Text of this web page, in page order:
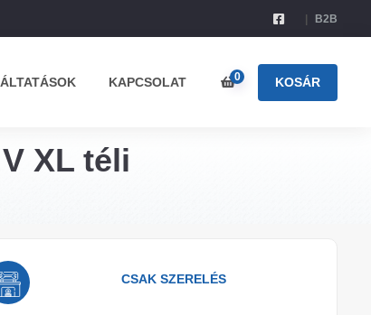
B2B
KAPCSOLAT 0 KOSÁR
XL téli
CSAK SZERELÉS